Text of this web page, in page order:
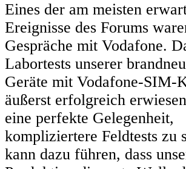
Eines der am meisten
Ereignisse des Forums
Gespräche mit Vodafone.
Labortests unserer
Geräte mit Vodafone-SIM-
äußerst erfolgreich
eine perfekte Gelegenheit,
kompliziertere Feldtests zu
kann dazu führen, dass